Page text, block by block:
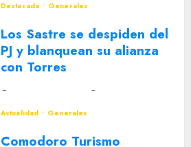
Destacada Generales
Los Sastre se despiden del
PJ y blanquean su alianza
con Torres
Actualidad
Generales
Comodoro Turismo